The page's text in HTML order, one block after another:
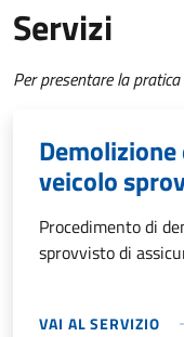
Servizi
Per presentare la
veicolo
Procedimento di
sprovvisto di
VAI AL SERVIZIO